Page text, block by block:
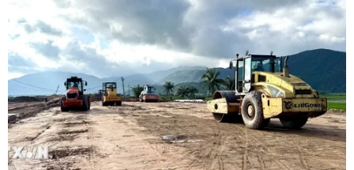
Ra quyết định thành lập Mạng lưới Một